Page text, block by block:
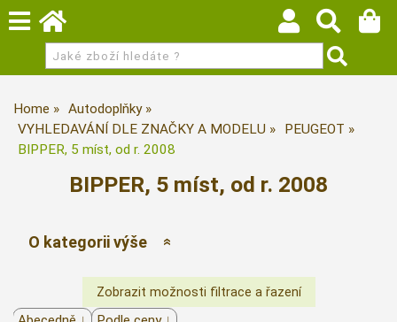
Home
Autodoplňky
VYHLEDAVÁNÍ DLE ZNAČKY A MODELU
PEUGEOT
BIPPER, 5 míst, od r. 2008
BIPPER, 5 míst, od r. 2008
O kategorii výše